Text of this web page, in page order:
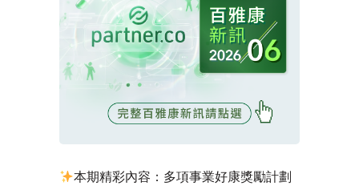
本期精彩內容：多項事業好康獎勵計劃